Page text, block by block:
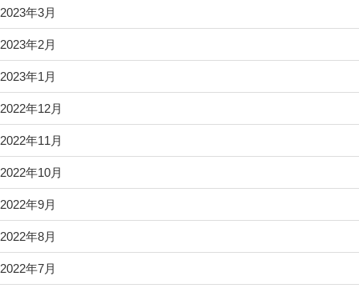
2023年3月
2023年2月
2023年1月
2022年12月
2022年11月
2022年10月
2022年9月
2022年8月
2022年7月